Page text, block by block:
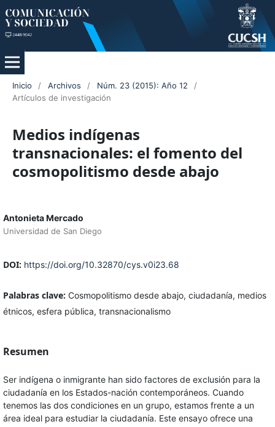
Inicio / Archivos / Núm. 23 (2015): Año 12
/
Artículos de investigación
Medios indígenas
transnacionales: el fomento del
cosmopolitismo desde abajo
Antonieta Mercado
Universidad de San Diego
DOI: https://doi.org/10.32870/cys.v0i23.68
Palabras clave: Cosmopolitismo desde abajo, ciudadanía, medios
étnicos, esfera pública, transnacionalismo
Resumen
Ser indígena o inmigrante han sido factores de exclusión para la
ciudadanía en los Estados-nación contemporáneos. Cuando
tenemos las dos condiciones en un grupo, estamos frente a un
área ideal para estudiar la ciudadanía. Este ensayo ofrece una